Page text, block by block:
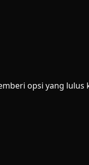
opsi yang lulus